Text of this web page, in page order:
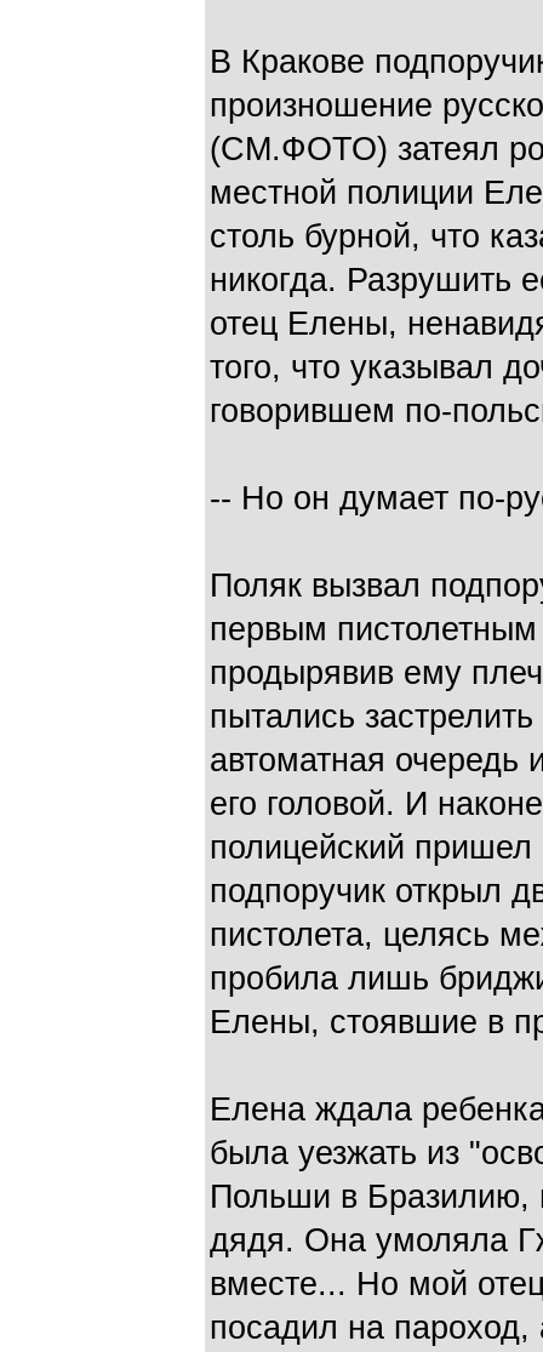
В Кракове
произношение
(СМ.ФОТО) затеял
местной полиции
столь бурной, что
никогда. Разрушить
отец Елены,
того, что указывал
говорившем по-
-- Но он думает по-
Поляк вызвал
первым
продырявив ему
пытались
автоматная очередь
его головой. И
полицейский пришел
подпоручик открыл
пистолета, целясь
пробила лишь
Елены, стоявшие в
Елена ждала
была уезжать из
Польши в Бразилию,
дядя. Она умоляла
вместе... Но мой
посадил на